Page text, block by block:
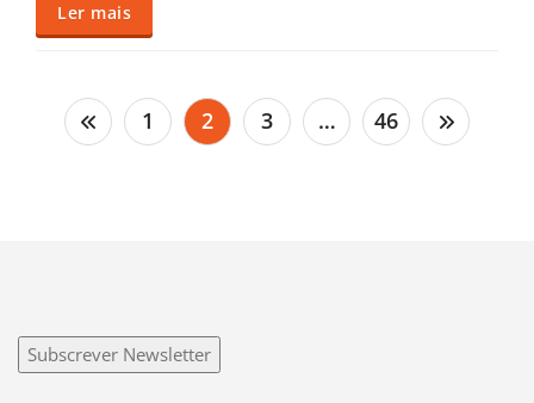
Ler mais
Paginação
dos
1 2 3 … 46
Subscrever Newsletter